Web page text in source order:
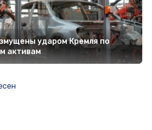
ударом Кремля по
активам